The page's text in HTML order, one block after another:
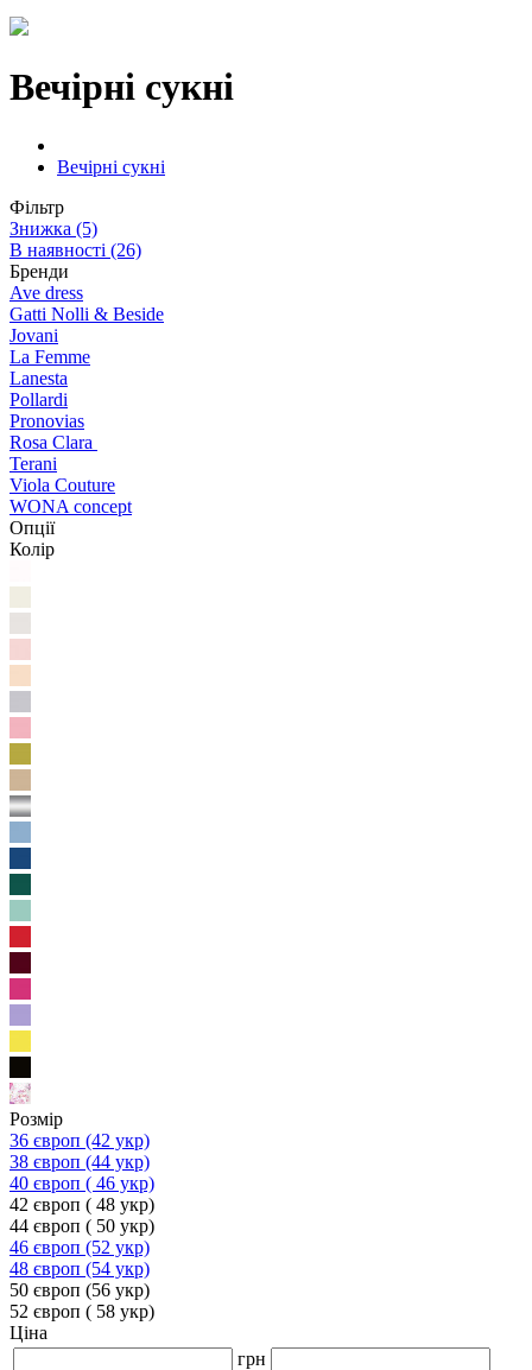
Вечірні сукні
Вечірні сукні
Фільтр
Знижка (5)
В наявності (26)
Бренди
Ave dress
Gatti Nolli & Beside
Jovani
La Femme
Lanesta
Pollardi
Pronovias
Rosa Clara
Terani
Viola Couture
WONA concept
Опції
Колір
Розмір
36 європ (42 укр)
38 європ (44 укр)
40 європ ( 46 укр)
42 європ ( 48 укр)
44 європ ( 50 укр)
46 європ (52 укр)
48 європ (54 укр)
50 європ (56 укр)
52 європ ( 58 укр)
Ціна
грн